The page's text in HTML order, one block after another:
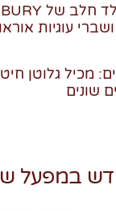
עוגיות
מכיל גלוטן
שונים
במפעל